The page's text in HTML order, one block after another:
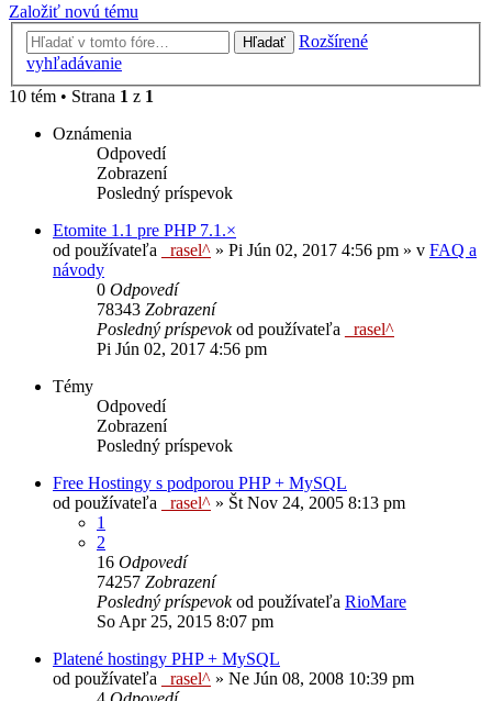
Založiť novú tému
Hľadať
Rozšírené
vyhľadávanie
10 tém • Strana 1 z 1
Oznámenia
Odpovedí
Zobrazení
Posledný príspevok
Etomite 1.1 pre PHP 7.1.×
od používateľa
_rasel^ » Pi Jún 02, 2017 4:56 pm » v FAQ a
návody
0 Odpovedí
78343 Zobrazení
Posledný príspevokod používateľa
_rasel^
Pi Jún 02, 2017 4:56 pm
Témy
Odpovedí
Zobrazení
Posledný príspevok
Free Hostingy s podporou PHP + MySQL
od používateľa
_rasel^ » Št Nov 24, 2005 8:13 pm
1
2
16 Odpovedí
74257 Zobrazení
Posledný príspevokod používateľa RioMare
So Apr 25, 2015 8:07 pm
Platené hostingy PHP + MySQL
od používateľa
_rasel^ » Ne Jún 08, 2008 10:39 pm